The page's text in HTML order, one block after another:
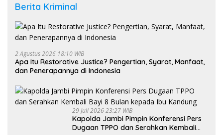
Berita Kriminal
2 Agustus 2026 18:10 WIB
Apa Itu Restorative Justice? Pengertian, Syarat, Manfaat,
dan Penerapannya di Indonesia
29 Juli 2026 23:27 WIB
Kapolda Jambi Pimpin Konferensi Pers
Dugaan TPPO dan Serahkan Kembali